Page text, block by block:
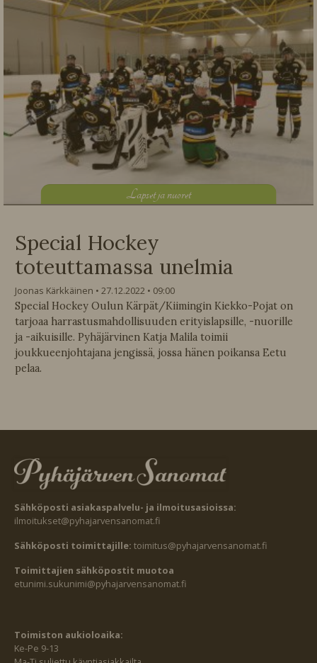
Lapset ja nuoret
Special Hockey
toteuttamassa unelmia
Joonas Kärkkäinen 27.12.2022
09:00
Special Hockey Oulun Kärpät/Kiimingin Kiekko-Pojat on
tarjoaa harrastusmahdollisuuden erityislapsille, -nuorille
ja -aikuisille. Pyhäjärvinen Katja Malila toimii
joukkueenjohtajana jengissä, jossa hänen poikansa Eetu
pelaa.
Sähköposti asiakaspalvelu- ja ilmoitusasioissa:
ilmoitukset@pyhajarvensanomat.fi
Sähköposti toimittajille: toimitus@pyhajarvensanomat.fi
Toimittajien sähköpostit muotoa
etunimi.sukunimi@pyhajarvensanomat.fi
Toimiston aukioloaika:
Ke-Pe 9-13